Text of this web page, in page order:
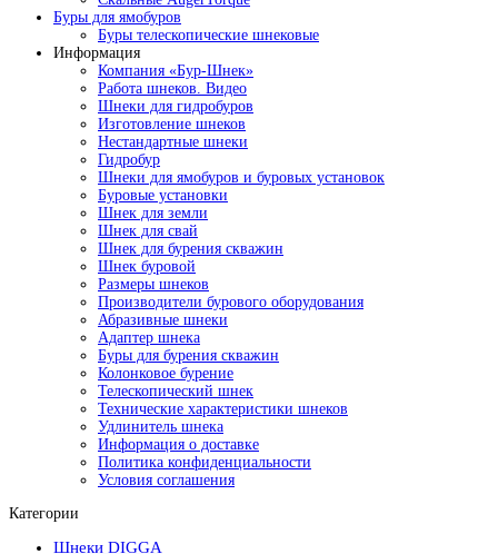
Буры для ямобуров
Буры телескопические шнековые
Информация
Компания «Бур-Шнек»
Работа шнеков. Видео
Шнеки для гидробуров
Изготовление шнеков
Нестандартные шнеки
Гидробур
Шнеки для ямобуров и буровых установок
Буровые установки
Шнек для земли
Шнек для свай
Шнек для бурения скважин
Шнек буровой
Размеры шнеков
Производители бурового оборудования
Абразивные шнеки
Адаптер шнека
Буры для бурения скважин
Колонковое бурение
Телескопический шнек
Технические характеристики шнеков
Удлинитель шнека
Информация о доставке
Политика конфиденциальности
Условия соглашения
Категории
Шнеки DIGGA